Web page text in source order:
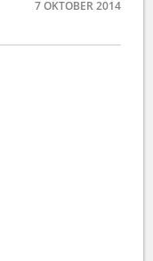
7 OKTOBER 2014